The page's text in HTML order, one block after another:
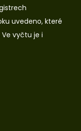
uvedeno, které
vyčtu je i